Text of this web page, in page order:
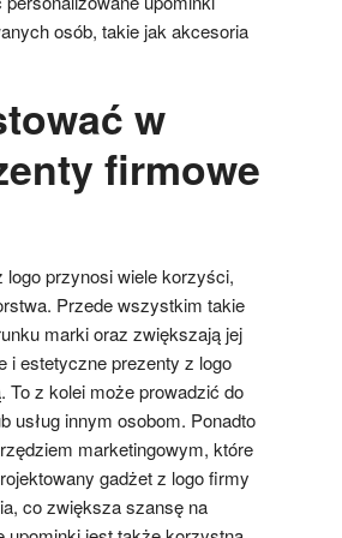
osób, takie jak akcesoria
w
firmowe
przynosi wiele korzyści,
Przede wszystkim takie
marki oraz zwiększają jej
i estetyczne prezenty z logo
To z kolei może prowadzić do
usług innym osobom. Ponadto
marketingowym, które
gadżet z logo firmy
co zwiększa szansę na